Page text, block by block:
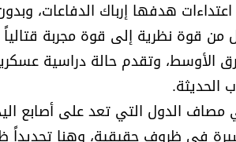
هدفها إرباك الدفاعات،
من قوة نظرية إلى قوة مجربة
الأوسط، وتقدم حالة دراسية
الحديثة.
الدول التي تعد على أصابع